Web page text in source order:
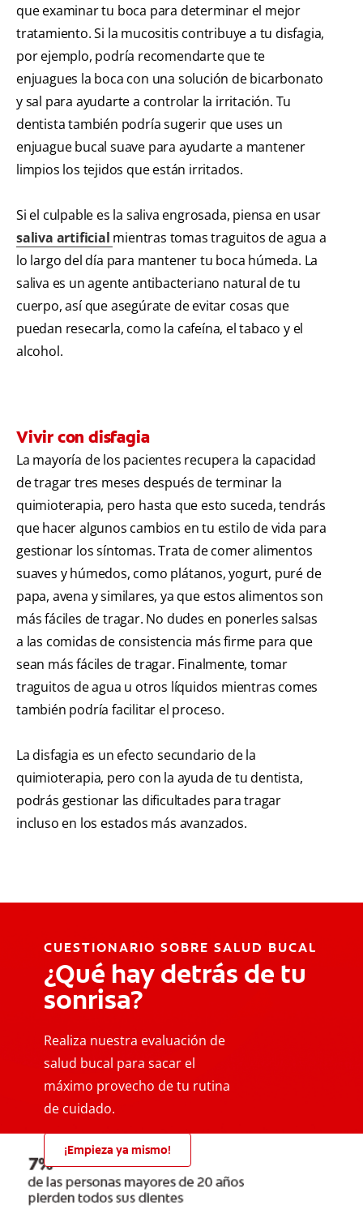
que examinar tu boca para determinar el mejor
tratamiento. Si la mucositis contribuye a tu disfagia,
por ejemplo, podría recomendarte que te
enjuagues la boca con una solución de bicarbonato
y sal para ayudarte a controlar la irritación. Tu
dentista también podría sugerir que uses un
enjuague bucal suave para ayudarte a mantener
limpios los tejidos que están irritados.
Si el culpable es la saliva engrosada, piensa en usar
saliva artificial mientras tomas traguitos de agua a
lo largo del día para mantener tu boca húmeda. La
saliva es un agente antibacteriano natural de tu
cuerpo, así que asegúrate de evitar cosas que
puedan resecarla, como la cafeína, el tabaco y el
alcohol.
Vivir con disfagia
La mayoría de los pacientes recupera la capacidad
de tragar tres meses después de terminar la
quimioterapia, pero hasta que esto suceda, tendrás
que hacer algunos cambios en tu estilo de vida para
gestionar los síntomas. Trata de comer alimentos
suaves y húmedos, como plátanos, yogurt, puré de
papa, avena y similares, ya que estos alimentos son
más fáciles de tragar. No dudes en ponerles salsas
a las comidas de consistencia más firme para que
sean más fáciles de tragar. Finalmente, tomar
traguitos de agua u otros líquidos mientras comes
también podría facilitar el proceso.
La disfagia es un efecto secundario de la
quimioterapia, pero con la ayuda de tu dentista,
podrás gestionar las dificultades para tragar
incluso en los estados más avanzados.
CUESTIONARIO SOBRE SALUD BUCAL
¿Qué hay detrás de tu
sonrisa?
Realiza nuestra evaluación de
salud bucal para sacar el
máximo provecho de tu rutina
de cuidado.
¡Empieza ya mismo!